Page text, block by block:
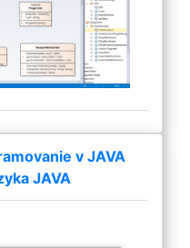
v JAVA
JAVA